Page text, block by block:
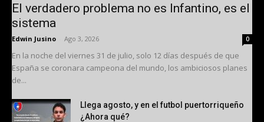
El verdadero problema no es Infantino, es el
sistema
Edwin Jusino Ago 3, 2026 0
En la noche del viernes 31 de julio, solo 12 días después de que
España se coronara campeona del mundo, los ambiciosos planes
de...
Llega agosto, y en el futbol puertorriqueño
¿Ahora qué?